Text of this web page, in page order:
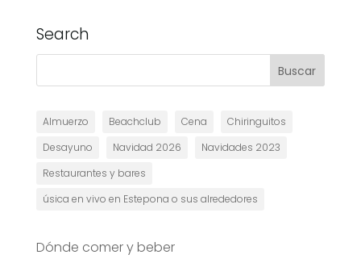
Search
Almuerzo Beachclub Cena
Chiringuitos
Desayuno
Navidad 2026
Navidades 2023
Restaurantes y bares
úsica en vivo en Estepona o sus alrededores
Dónde comer y beber